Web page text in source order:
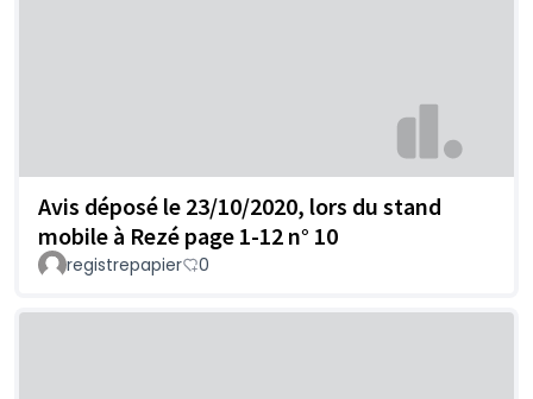
Avis déposé le 23/10/2020, lors du stand
mobile à Rezé page 1-12 n° 10
registrepapier 0